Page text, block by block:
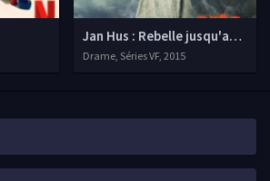
Jan Hus : Rebelle jusqu'au
Drame, Séries VF, 2015